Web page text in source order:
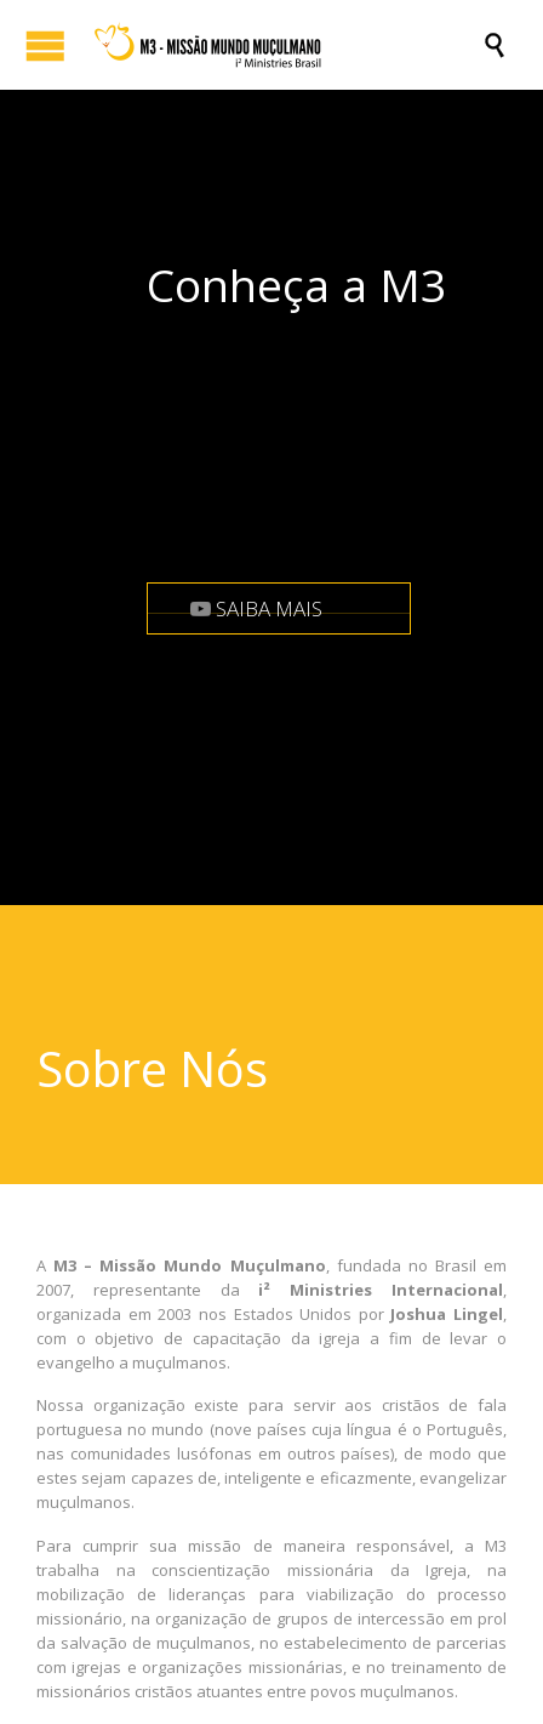

SAIBA MAIS
Conheça a M3
Sobre Nós
A M3 – Missão Mundo Muçulmano , fundada no Brasil em
2007, representante da i² Ministries Internacional
organizada em 2003 nos Estados Unidos por Joshua Lingel
com o objetivo de capacitação da igreja a fim de levar o
evangelho a muçulmanos.
Nossa organização existe para servir aos cristãos de fala
portuguesa no mundo (nove países cuja língua é o Português,
nas comunidades lusófonas em outros países), de modo que
estes sejam capazes de, inteligente e eficazmente, evangelizar
muçulmanos.
Para cumprir sua missão de maneira responsável, a M3
trabalha na conscientização missionária da Igreja, na
mobilização de lideranças para viabilização do processo
missionário, na organização de grupos de intercessão em prol
da salvação de muçulmanos, no estabelecimento de parcerias
com igrejas e organizações missionárias, e no treinamento de
missionários cristãos atuantes entre povos muçulmanos.